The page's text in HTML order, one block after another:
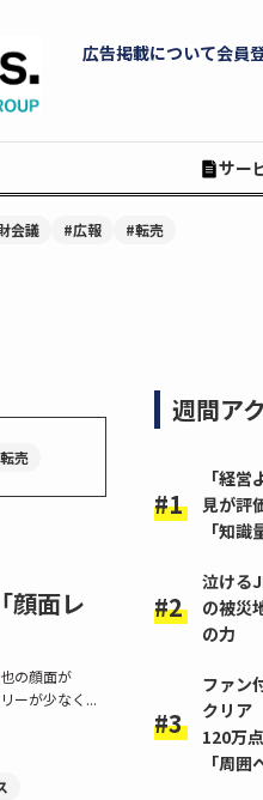
広告掲載について会員
サー
会議 #広報 #転売
売
顔面レ
の顔面が
ーが少なく...
週間ア
「経
見が評
「知識
泣ける
の被災
の力
ファン
クリア
120万
「周